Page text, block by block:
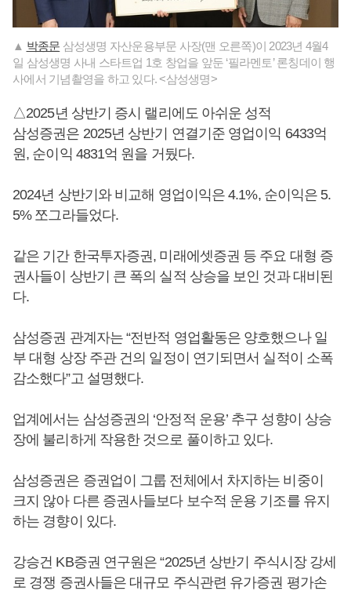
▲ 박종문 삼성생명 자산운용부문 사장(맨 오른쪽)이 2023년 4월4
일 삼성생명 사내 스타트업 1호 창업을 앞둔 ‘필라멘토’ 론칭데이 행
사에서 기념촬영을 하고 있다. <삼성생명>
△2025년 상반기 증시 랠리에도 아쉬운 성적
삼성증권은 2025년 상반기 연결기준 영업이익 6433억
원, 순이익 4831억 원을 거뒀다.
2024년 상반기와 비교해 영업이익은 4.1%, 순이익은 5.
5% 쪼그라들었다.
같은 기간 한국투자증권, 미래에셋증권 등 주요 대형 증
권사들이 상반기 큰 폭의 실적 상승을 보인 것과 대비된
다.
삼성증권 관계자는 “전반적 영업활동은 양호했으나 일
부 대형 상장 주관 건의 일정이 연기되면서 실적이 소폭
감소했다”고 설명했다.
업계에서는 삼성증권의 ‘안정적 운용’ 추구 성향이 상승
장에 불리하게 작용한 것으로 풀이하고 있다.
삼성증권은 증권업이 그룹 전체에서 차지하는 비중이
크지 않아 다른 증권사들보다 보수적 운용 기조를 유지
하는 경향이 있다.
강승건 KB증권 연구원은 “2025년 상반기 주식시장 강세
로 경쟁 증권사들은 대규모 주식관련 유가증권 평가손